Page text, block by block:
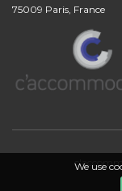
We use
75009 Paris, France